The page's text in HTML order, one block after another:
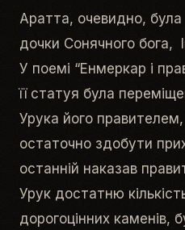
Аратта, очевидно,
дочки Сонячного бога,
У поемі “Енмеркар і
її статуя була
Урука його
остаточно здобути
останній наказав
Урук достатню
дорогоцінних каменів,